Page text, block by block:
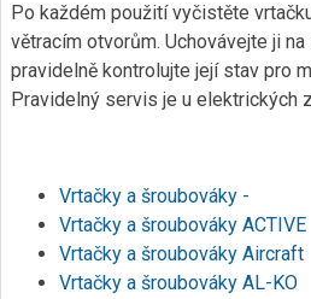
Po každém použití vyčistěte
větracím otvorům. Uchovávejte ji
pravidelně kontrolujte její stav pro
Pravidelný servis je u elektrických
Vrtačky a šroubováky -
Vrtačky a šroubováky ACTIVE
Vrtačky a šroubováky Aircraft
Vrtačky a šroubováky AL-KO